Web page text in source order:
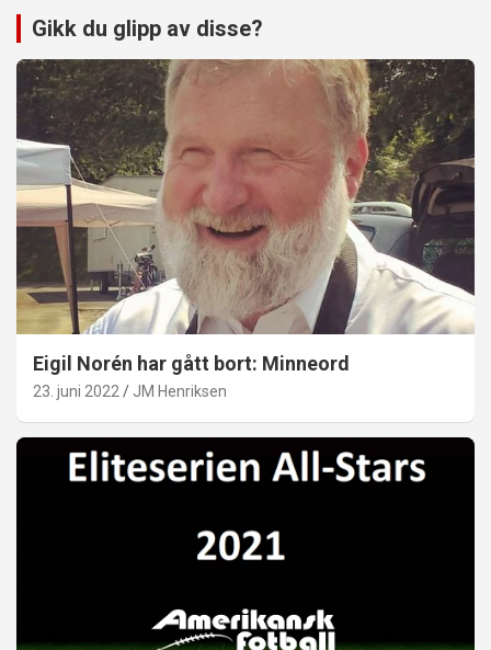
Gikk du glipp av disse?
Eigil Norén har gått bort: Minneord
23. juni 2022 JM Henriksen